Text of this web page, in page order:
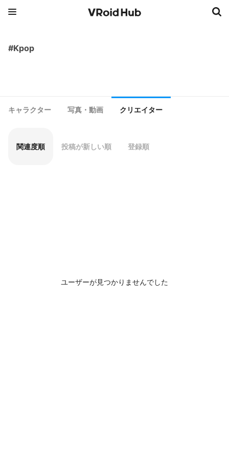
#Kpop
キャラクター 写真・動画 クリエイター
関連度順 投稿が新しい順 登録順
ユーザーが見つかりませんでした